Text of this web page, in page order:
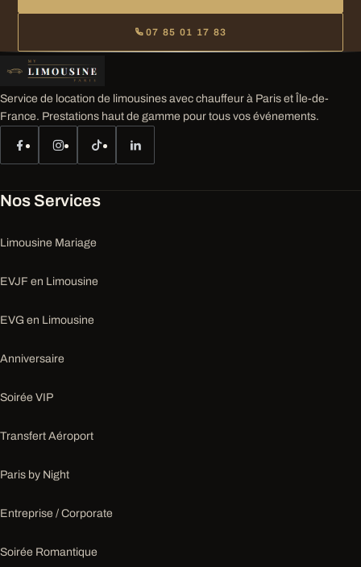
07 85 01 17 83
Service de location de limousines avec chauffeur à Paris et Île-de-
France. Prestations haut de gamme pour tous vos événements.
Nos Services
Limousine Mariage
EVJF en Limousine
EVG en Limousine
Anniversaire
Soirée VIP
Transfert Aéroport
Paris by Night
Entreprise / Corporate
Soirée Romantique